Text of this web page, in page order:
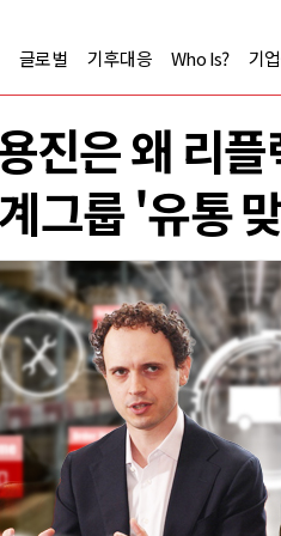
글로벌 기후대응 Who Is? 기
진은 왜 리
그룹 '유통